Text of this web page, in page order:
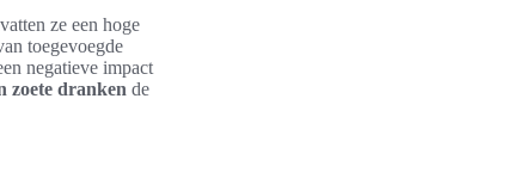
ze een hoge
toegevoegde
negatieve impact
zoete dranken de